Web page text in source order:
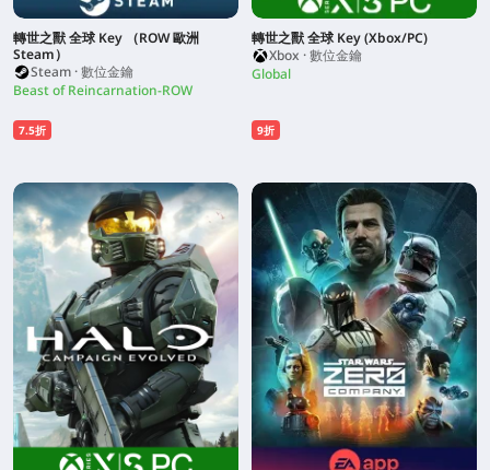
轉世之獸 全球 Key （ROW 歐洲
Steam）
Steam · 數位金鑰
Beast of Reincarnation-ROW
7.5折
轉世之獸 全球 Key (Xbox/PC)
Xbox · 數位金鑰
Global
9折